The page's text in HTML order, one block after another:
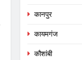
कानपुर
कायमगंज
कौशांबी